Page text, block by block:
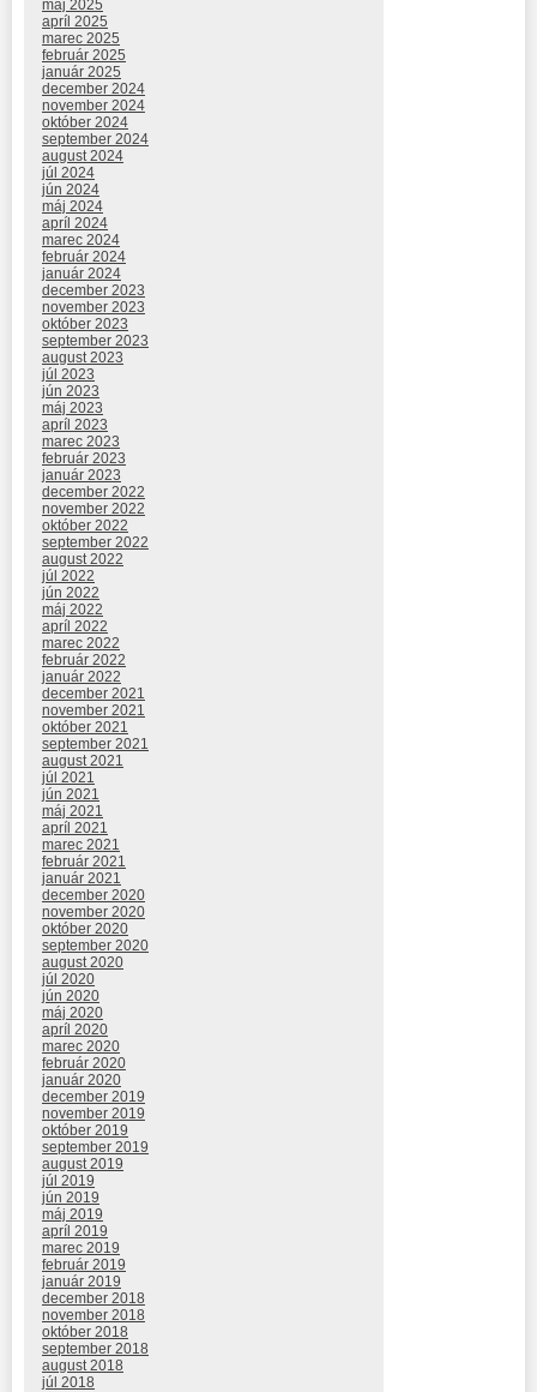
máj 2025
apríl 2025
marec 2025
február 2025
január 2025
december 2024
november 2024
október 2024
september 2024
august 2024
júl 2024
jún 2024
máj 2024
apríl 2024
marec 2024
február 2024
január 2024
december 2023
november 2023
október 2023
september 2023
august 2023
júl 2023
jún 2023
máj 2023
apríl 2023
marec 2023
február 2023
január 2023
december 2022
november 2022
október 2022
september 2022
august 2022
júl 2022
jún 2022
máj 2022
apríl 2022
marec 2022
február 2022
január 2022
december 2021
november 2021
október 2021
september 2021
august 2021
júl 2021
jún 2021
máj 2021
apríl 2021
marec 2021
február 2021
január 2021
december 2020
november 2020
október 2020
september 2020
august 2020
júl 2020
jún 2020
máj 2020
apríl 2020
marec 2020
február 2020
január 2020
december 2019
november 2019
október 2019
september 2019
august 2019
júl 2019
jún 2019
máj 2019
apríl 2019
marec 2019
február 2019
január 2019
december 2018
november 2018
október 2018
september 2018
august 2018
júl 2018